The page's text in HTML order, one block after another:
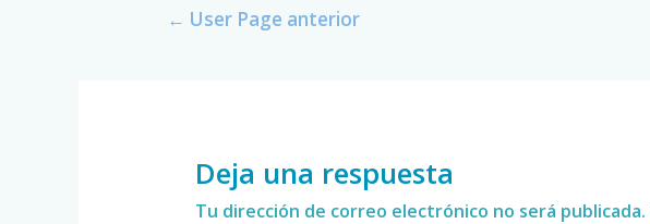
← User Page anterior
Deja una respuesta
Tu dirección de correo electrónico no será publicada.